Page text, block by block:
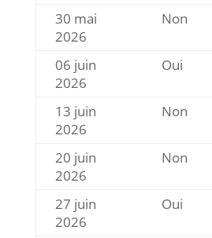
30 mai
2026
Non
06 juin
2026
Oui
13 juin
2026
Non
20 juin
2026
Non
27 juin
2026
Oui